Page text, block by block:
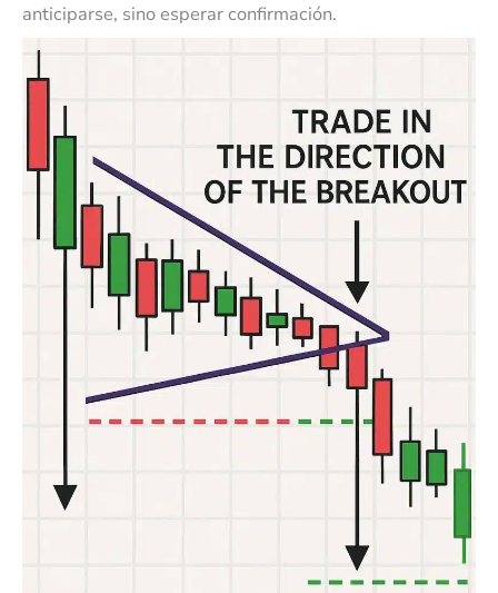
anticiparse, sino esperar confirmación.